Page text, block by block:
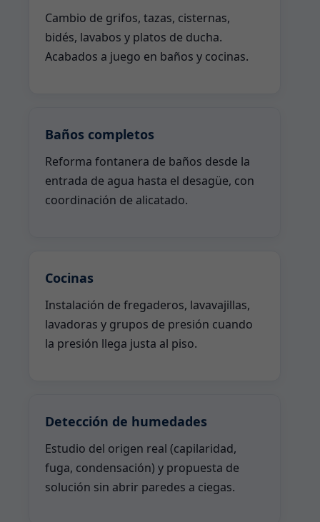
Cambio de grifos, tazas, cisternas,
bidés, lavabos y platos de ducha.
Acabados a juego en baños y cocinas.
Baños completos
Reforma fontanera de baños desde la
entrada de agua hasta el desagüe, con
coordinación de alicatado.
Cocinas
Instalación de fregaderos, lavavajillas,
lavadoras y grupos de presión cuando
la presión llega justa al piso.
Detección de humedades
Estudio del origen real (capilaridad,
fuga, condensación) y propuesta de
solución sin abrir paredes a ciegas.